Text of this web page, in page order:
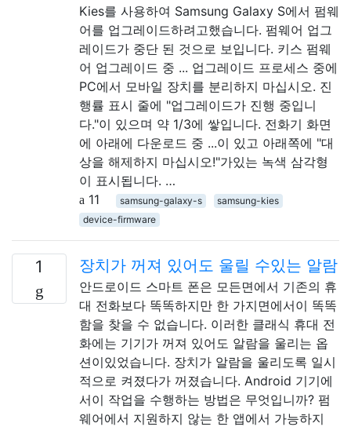
Kies를 사용하여 Samsung Galaxy S에서 펌웨
어를 업그레이드하려고했습니다. 펌웨어 업그
레이드가 중단 된 것으로 보입니다. 키스 펌웨
어 업그레이드 중 ... 업그레이드 프로세스 중에
PC에서 모바일 장치를 분리하지 마십시오. 진
행률 표시 줄에 "업그레이드가 진행 중입니
다."이 있으며 약 1/3에 쌓입니다. 전화기 화면
에 아래에 다운로드 중 ...이 있고 아래쪽에 "대
상을 해제하지 마십시오!"가있는 녹색 삼각형
이 표시됩니다. …
11
samsung-galaxy-s
samsung-kies
device-firmware
1 장치가 꺼져 있어도 울릴 수있는 알람
안드로이드 스마트 폰은 모든면에서 기존의 휴
대 전화보다 똑똑하지만 한 가지면에서이 똑똑
함을 찾을 수 없습니다. 이러한 클래식 휴대 전
화에는 기기가 꺼져 있어도 알람을 울리는 옵
션이있었습니다. 장치가 알람을 울리도록 일시
적으로 켜졌다가 꺼졌습니다. Android 기기에
서이 작업을 수행하는 방법은 무엇입니까? 펌
웨어에서 지원하지 않는 한 앱에서 가능하지